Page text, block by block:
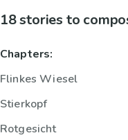
18 stories to
Chapters:
Flinkes Wiesel
Stierkopf
Rotgesicht